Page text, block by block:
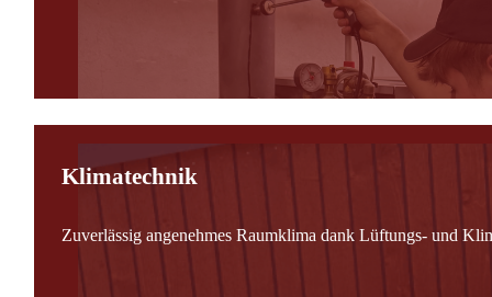
Klimatechnik
Zuverlässig angenehmes Raumklima dank Lüftungs- und